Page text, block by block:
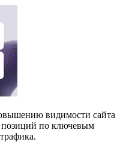
видимости сайта
по ключевым